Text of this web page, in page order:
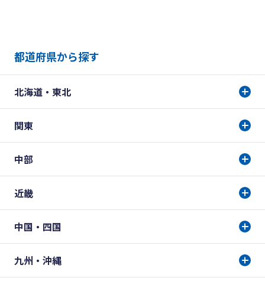
都道府県から探す
北海道・東北
関東
中部
近畿
中国・四国
九州・沖縄